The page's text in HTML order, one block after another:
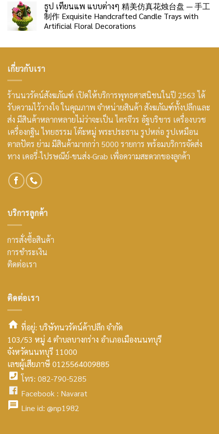
ธูป เทียนแพ แบบต่างๆ 精美仿真花烛台盘 — 手工
制作 Exquisite Handcrafted Candle Trays with
Artificial Floral Decorations
เกี่ยวกับเรา
ร้านนวรัตน์สังฆภัณฑ์ เปิดให้บริการพุทธศาสนิชนในปี 2563 ได้
รับความไว้วางใจ ในคุณภาพ จำหน่ายสินค้า สังฆภัณฑ์ทั้งปลีกและ
ส่ง มีสินค้าหลากหลายไม่ว่าจะเป็น ไตรจีวร อัฐบริขาร เครื่องบวช
เครื่องกฐิน ไทยธรรม โต๊ะหมู่ พระประธาน รูปหล่อ รูปเหมือน
ตาลปัตร ย่าม มีสินค้ามากกว่า 5000 รายการ พร้อมบริการจัดส่ง
ทาง เคอรี่-ไปรษณีย์-ขนส่ง-Grab เพื่อความสะดวกของลูกค้า
บริการลูกค้า
การสั่งซื้อสินค้า
การชำระเงิน
ติดต่อเรา
ติดต่อเรา
smt2
home
icon
ที่อยู่: บริษัทนวรัตน์ค้าปลีก จำกัด
103/53 หมู่ 4 ตำบลบางกร่าง อำเภอเมืองนนทบุรี
จังหวัดนนทบุรี 11000
เลขผู้เสียภาษี 0125564009885
facebook
icon
โทร: 082-790-5285
facebook
Facebook : Navarat
Line id: @np1982